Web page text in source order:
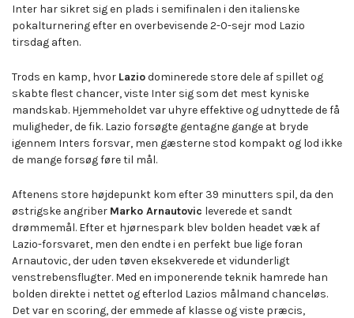
Inter har sikret sig en plads i semifinalen i den italienske
pokalturnering efter en overbevisende 2-0-sejr mod Lazio
tirsdag aften.
Trods en kamp, hvor Laziodominerede store dele af spillet og
skabte flest chancer, viste Inter sig som det mest kyniske
mandskab. Hjemmeholdet var uhyre effektive og udnyttede de få
muligheder, de fik. Lazio forsøgte gentagne gange at bryde
igennem Inters forsvar, men gæsterne stod kompakt og lod ikke
de mange forsøg føre til mål.
Aftenens store højdepunkt kom efter 39 minutters spil, da den
østrigske angriber Marko Arnautovic leverede et sandt
drømmemål. Efter et hjørnespark blev bolden headet væk af
Lazio-forsvaret, men den endte i en perfekt bue lige foran
Arnautovic, der uden tøven eksekverede et vidunderligt
venstrebensflugter. Med en imponerende teknik hamrede han
bolden direkte i nettet og efterlod Lazios målmand chanceløs.
Det var en scoring, der emmede af klasse og viste præcis,